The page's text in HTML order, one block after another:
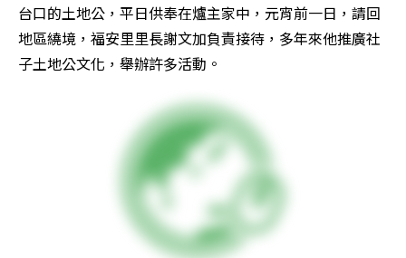
台口的土地公，平日供奉在爐主家中，元宵前一日，請回
地區繞境，福安里里長謝文加負責接待，多年來他推廣社
子土地公文化，舉辦許多活動。